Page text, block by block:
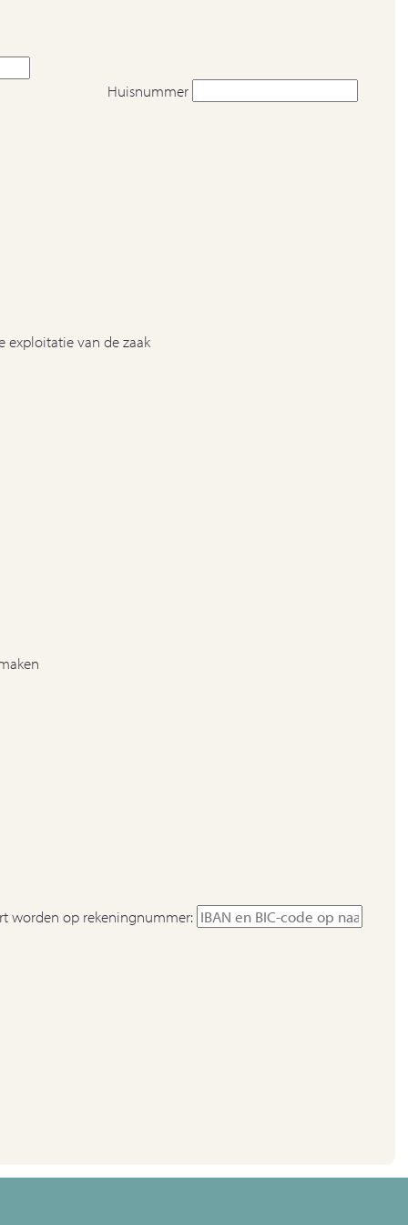
Huisnummer
exploitatie van de zaak
worden op rekeningnummer: